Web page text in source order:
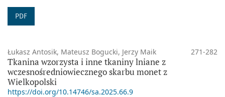
PDF
Łukasz Antosik, Mateusz Bogucki, Jerzy Maik 271-282
Tkanina wzorzysta i inne tkaniny lniane z
wczesnośredniowiecznego skarbu monet z
Wielkopolski
https://doi.org/10.14746/sa.2025.66.9